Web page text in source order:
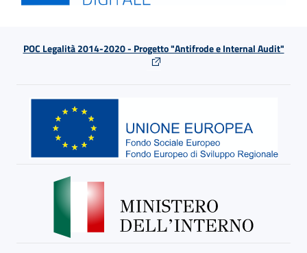
POC Legalità 2014-2020 - Progetto "Antifrode e Internal Audit"